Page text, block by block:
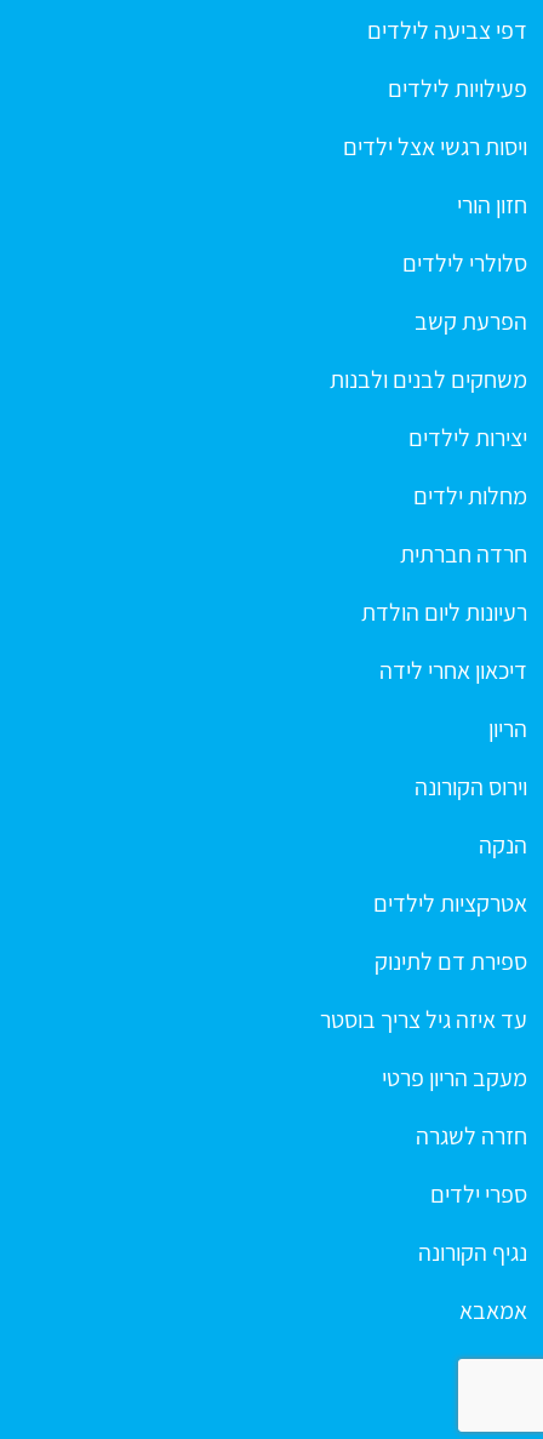
דפי צביעה לילדים
פעילויות לילדים
ויסות רגשי אצל ילדים
חזון הורי
סלולרי לילדים
הפרעת קשב
משחקים לבנים ולבנות
יצירות לילדים
מחלות ילדים
חרדה חברתית
רעיונות ליום הולדת
דיכאון אחרי לידה
הריון
וירוס הקורונה
הנקה
אטרקציות לילדים
ספירת דם לתינוק
עד איזה גיל צריך בוסטר
מעקב הריון פרטי
חזרה לשגרה
ספרי ילדים
נגיף הקורונה
אמאבא